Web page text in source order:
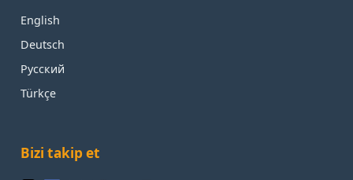
English
Deutsch
Русский
Türkçe
Bizi takip et